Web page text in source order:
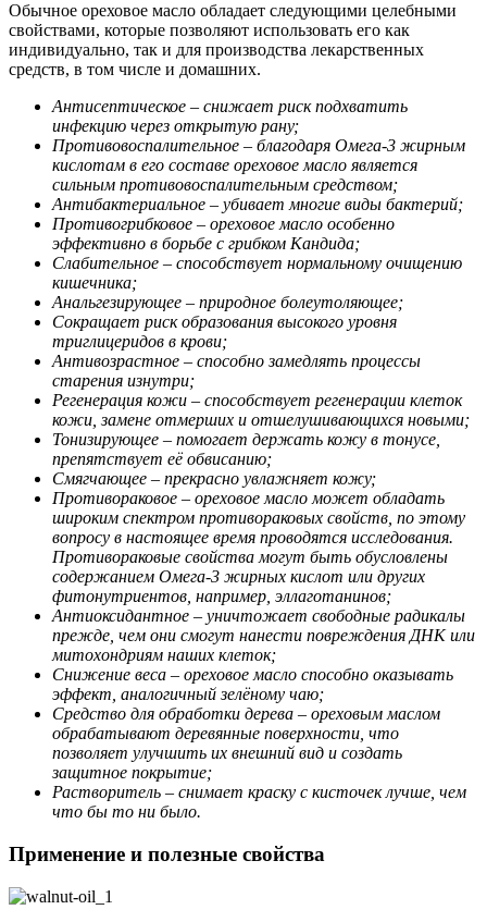
Обычное ореховое масло обладает следующими целебными
свойствами, которые позволяют использовать его как
индивидуально, так и для производства лекарственных
средств, в том числе и домашних.
Антисептическое – снижает риск подхватить
инфекцию через открытую рану;
Противовоспалительное – благодаря Омега-3 жирным
кислотам в его составе ореховое масло является
сильным противовоспалительным средством;
Антибактериальное – убивает многие виды бактерий;
Противогрибковое – ореховое масло особенно
эффективно в борьбе с грибком Кандида;
Слабительное – способствует нормальному очищению
кишечника;
Анальгезирующее – природное болеутоляющее;
Сокращает риск образования высокого уровня
триглицеридов в крови;
Антивозрастное – способно замедлять процессы
старения изнутри;
Регенерация кожи – способствует регенерации клеток
кожи, замене отмерших и отшелушивающихся новыми;
Тонизирующее – помогает держать кожу в тонусе,
препятствует её обвисанию;
Смягчающее – прекрасно увлажняет кожу;
Противораковое – ореховое масло может обладать
широким спектром противораковых свойств, по этому
вопросу в настоящее время проводятся исследования.
Противораковые свойства могут быть обусловлены
содержанием Омега-3 жирных кислот или других
фитонутриентов, например, эллаготанинов;
Антиоксидантное – уничтожает свободные радикалы
прежде, чем они смогут нанести повреждения ДНК или
митохондриям наших клеток;
Снижение веса – ореховое масло способно оказывать
эффект, аналогичный зелёному чаю;
Средство для обработки дерева – ореховым маслом
обрабатывают деревянные поверхности, что
позволяет улучшить их внешний вид и создать
защитное покрытие;
Растворитель – снимает краску с кисточек лучше, чем
что бы то ни было.
Применение и полезные свойства